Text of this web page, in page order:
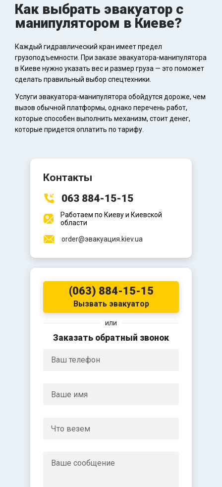
Как выбрать эвакуатор с
манипулятором в Киеве?
Каждый гидравлический кран имеет предел
грузоподъемности. При заказе эвакуатора-манипулятора
в Киеве нужно указать вес и размер груза — это поможет
сделать правильный выбор спецтехники.
Услуги эвакуатора-манипулятора обойдутся дороже, чем
вызов обычной платформы, однако перечень работ,
которые способен выполнить механизм, стоит денег,
которые придется оплатить по тарифу.
Контакты
063 884-15-15
Работаем по Киеву и Киевской
области
order@эвакуация.kiev.ua
(063) 884-15-15
Вызвать эвакуатор
или
Заказать обратный звонок